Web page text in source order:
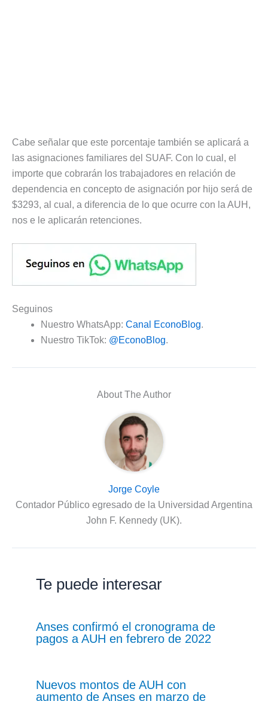
Cabe señalar que este porcentaje también se aplicará a
las asignaciones familiares del SUAF. Con lo cual, el
importe que cobrarán los trabajadores en relación de
dependencia en concepto de asignación por hijo será de
$3293, al cual, a diferencia de lo que ocurre con la AUH,
nos e le aplicarán retenciones.
Seguinos
Nuestro WhatsApp: Canal EconoBlog.
Nuestro TikTok: @EconoBlog.
About The Author
Jorge Coyle
Contador Público egresado de la Universidad Argentina
John F. Kennedy (UK).
Te puede interesar
Anses confirmó el cronograma de
pagos a AUH en febrero de 2022
Nuevos montos de AUH con
aumento de Anses en marzo de